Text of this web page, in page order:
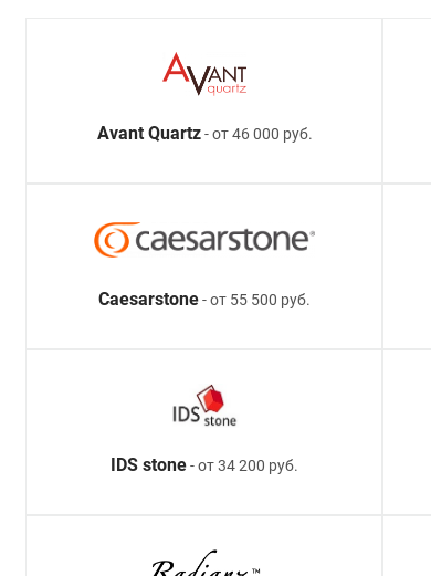
Avant Quartz- от 46 000 руб.
Caesarstone- от 55 500 руб.
IDS stone- от 34 200 руб.